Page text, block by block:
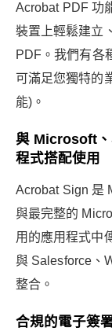
Acrobat PDF 功
裝置上輕鬆建立
PDF。我們有各
可滿足您獨特的
能)。
與 Microsoft
程式搭配使用
Acrobat Sign 是
與最完整的
用的應用程式中
與 Salesforce、
整合。
合規的電子簽